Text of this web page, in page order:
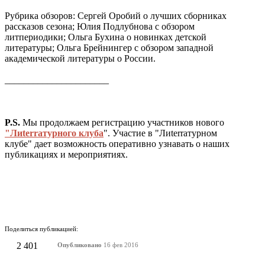
Рубрика обзоров: Сергей Оробий о лучших сборниках
рассказов сезона; Юлия Подлубнова с обзором
литпериодики; Ольга Бухина о новинках детской
литературы; Ольга Брейнингер с обзором западной
академической литературы о России.
P.S. Мы продолжаем регистрацию участников нового
"Лиterraтурного клуба". Участие в "Лиterraтурном
клубе" дает возможность оперативно узнавать о наших
публикациях и мероприятиях.
Поделиться публикацией:
2 401 Опубликовано 16 фев 2016